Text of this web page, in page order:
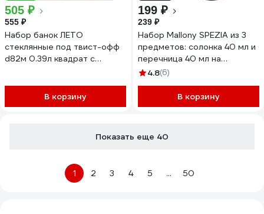
505 ₽
555 ₽
Набор банок ЛЕТО
стеклянные под твист-офф
d82м 0.39л квадрат с
В корзину
199 ₽
239 ₽
Набор Mallony SPEZIA из 3
предметов: солонка 40 мл и
перечница 40 мл на
подставке нержавеющая
4.8(6)
В корзину
Показать еще 40
1 2 3 4 5 ... 50